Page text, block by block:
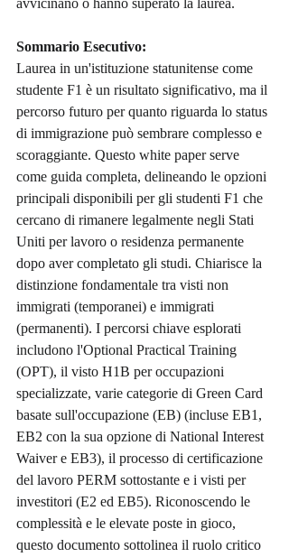
Sommario Esecutivo:
Laurea in un'istituzione statunitense come
studente F1 è un risultato significativo, ma il
percorso futuro per quanto riguarda lo status
di immigrazione può sembrare complesso e
scoraggiante. Questo white paper serve
come guida completa, delineando le opzioni
principali disponibili per gli studenti F1 che
cercano di rimanere legalmente negli Stati
Uniti per lavoro o residenza permanente
dopo aver completato gli studi. Chiarisce la
distinzione fondamentale tra visti non
immigrati (temporanei) e immigrati
(permanenti). I percorsi chiave esplorati
includono l'Optional Practical Training
(OPT), il visto H1B per occupazioni
specializzate, varie categorie di Green Card
basate sull'occupazione (EB) (incluse EB1,
EB2 con la sua opzione di National Interest
Waiver e EB3), il processo di certificazione
del lavoro PERM sottostante e i visti per
investitori (E2 ed EB5). Riconoscendo le
complessità e le elevate poste in gioco,
questo documento sottolinea il ruolo critico